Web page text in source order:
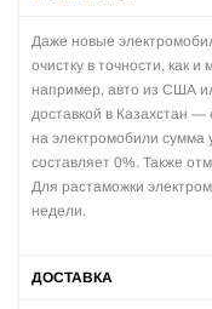
Даже новые
очистку в точности, как
например, авто из США
доставкой в Казахстан —
на электромобили сумма
составляет 0%. Также
Для растаможки
недели.
ДОСТАВКА